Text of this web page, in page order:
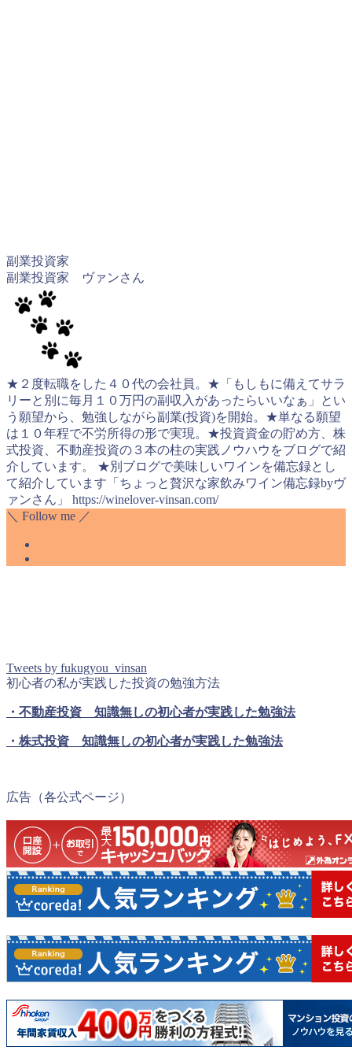
副業投資家
副業投資家 ヴァンさん
★２度転職をした４０代の会社員。★「もしもに備えてサラ
リーと別に毎月１０万円の副収入があったらいいなぁ」とい
う願望から、勉強しながら副業(投資)を開始。★単なる願望
は１０年程で不労所得の形で実現。★投資資金の貯め方、株
式投資、不動産投資の３本の柱の実践ノウハウをブログで紹
介しています。 ★別ブログで美味しいワインを備忘録とし
て紹介しています「ちょっと贅沢な家飲みワイン備忘録byヴ
ァンさん」 https://winelover-vinsan.com/
＼ Follow me ／
Tweets by fukugyou_vinsan
初心者の私が実践した投資の勉強方法
・不動産投資 知識無しの初心者が実践した勉強法
・株式投資 知識無しの初心者が実践した勉強法
広告（各公式ページ）